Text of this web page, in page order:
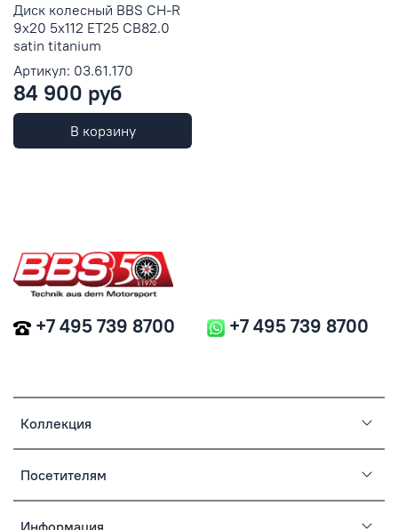
Диск колесный BBS CH-R
9x20 5x112 ET25 CB82.0
satin titanium
Артикул: 03.61.170
84 900 руб
В корзину
Коллекция
Посетителям
+7 495 739 8700 +7 495 739 8700